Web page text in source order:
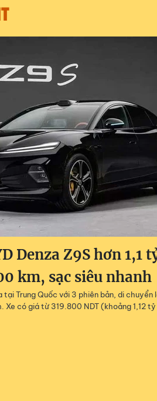
Denza Z9S hơn 1,1
km, sạc siêu nhanh
tại Trung Quốc với 3 phiên bản, di chuyển
Xe có giá từ 319.800 NDT (khoảng 1,12